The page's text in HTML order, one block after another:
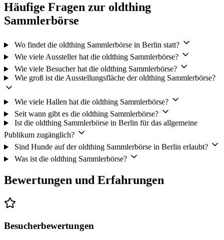
Häufige Fragen zur oldthing
Sammlerbörse
Wo findet die oldthing Sammlerbörse in Berlin statt?
Wie viele Aussteller hat die oldthing Sammlerbörse?
Wie viele Besucher hat die oldthing Sammlerbörse?
Wie groß ist die Ausstellungsfläche der oldthing Sammlerbörse?
Wie viele Hallen hat die oldthing Sammlerbörse?
Seit wann gibt es die oldthing Sammlerbörse?
Ist die oldthing Sammlerbörse in Berlin für das allgemeine
Publikum zugänglich?
Sind Hunde auf der oldthing Sammlerbörse in Berlin erlaubt?
Was ist die oldthing Sammlerbörse?
Bewertungen und Erfahrungen
Besucherbewertungen